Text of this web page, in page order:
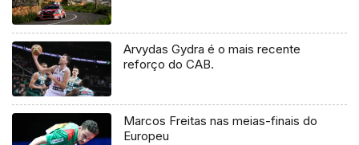
Arvydas Gydra é o mais recente
reforço do CAB.
Marcos Freitas nas meias-finais do
Europeu